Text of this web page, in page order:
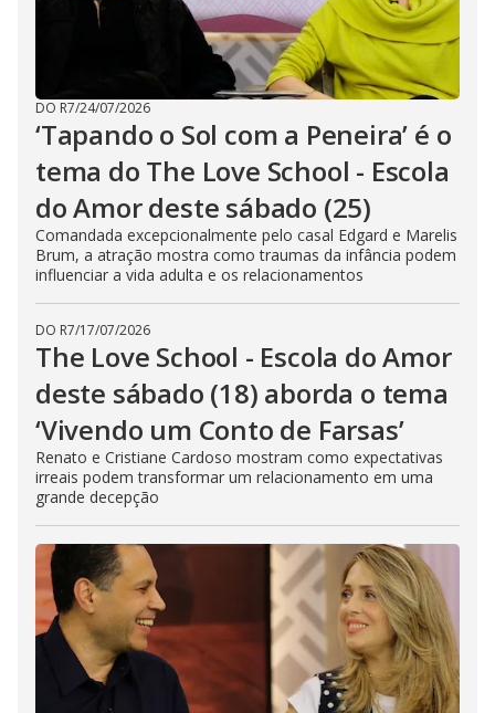
DO R7/24/07/2026
‘Tapando o Sol com a Peneira’ é o
tema do The Love School - Escola
do Amor deste sábado (25)
Comandada excepcionalmente pelo casal Edgard e Marelis
Brum, a atração mostra como traumas da infância podem
influenciar a vida adulta e os relacionamentos
DO R7/17/07/2026
The Love School - Escola do Amor
deste sábado (18) aborda o tema
‘Vivendo um Conto de Farsas’
Renato e Cristiane Cardoso mostram como expectativas
irreais podem transformar um relacionamento em uma
grande decepção